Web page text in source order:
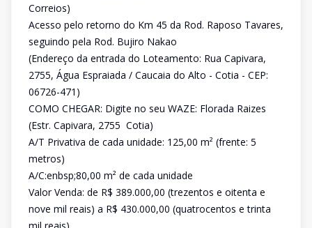
Correios)
Acesso pelo retorno do Km 45 da Rod. Raposo Tavares,
seguindo pela Rod. Bujiro Nakao
(Endereço da entrada do Loteamento: Rua Capivara,
2755, Água Espraiada / Caucaia do Alto - Cotia - CEP:
06726-471)
COMO CHEGAR: Digite no seu WAZE: Florada Raizes
(Estr. Capivara, 2755  Cotia)
A/T Privativa de cada unidade: 125,00 m² (frente: 5
metros)
A/C:enbsp;80,00 m² de cada unidade
Valor Venda: de R$ 389.000,00 (trezentos e oitenta e
nove mil reais) a R$ 430.000,00 (quatrocentos e trinta